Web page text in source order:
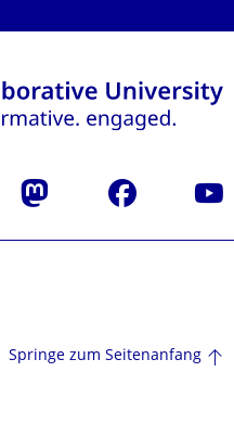
Mastodon Facebook
Springe zum Seitenanfang